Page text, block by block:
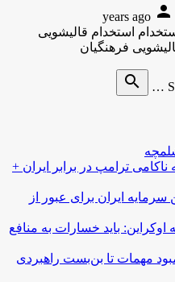
person
استخدام قالیشویی
فرهنگیان
search
ترامپ در برابر ایران +
ایران برای عبور از
باید خسارات به منافع
مهمات تا بن‌بست راهبردی